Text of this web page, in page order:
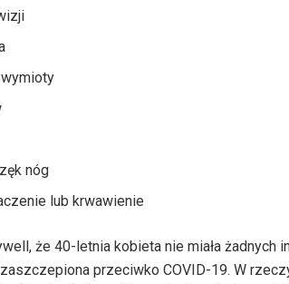
nóg
lub krwawienie
że 40-letnia kobieta nie miała
przeciwko COVID-19. W